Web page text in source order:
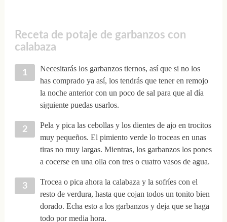
Receta de potaje de garbanzos con
calabaza
Necesitarás los garbanzos tiernos, así que si no los
has comprado ya así, los tendrás que tener en remojo
la noche anterior con un poco de sal para que al día
siguiente puedas usarlos.
Pela y pica las cebollas y los dientes de ajo en trocitos
muy pequeños. El pimiento verde lo troceas en unas
tiras no muy largas. Mientras, los garbanzos los pones
a cocerse en una olla con tres o cuatro vasos de agua.
Trocea o pica ahora la calabaza y la sofríes con el
resto de verdura, hasta que cojan todos un tonito bien
dorado. Echa esto a los garbanzos y deja que se haga
todo por media hora.